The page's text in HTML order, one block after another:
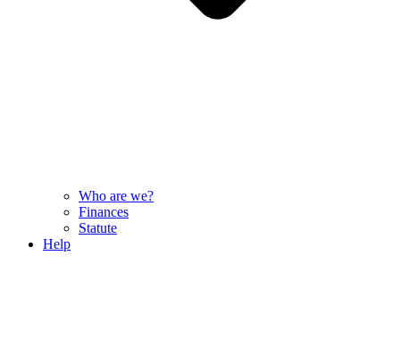
Who are we?
Finances
Statute
Help